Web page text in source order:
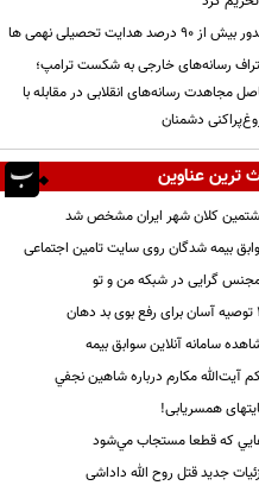
از ۹۰ درصد هدایت تحصیلی نهمی ها
رسانه‌های خارجی به شکست ترامپ؛
مجاهدت رسانه‌های انقلابی در مقابله با
دشمنان
ترین عناوین
کلان شهر ایران مشخص شد
بیمه شدگان روی سایت تامین اجتماعی
گرایی در شبکه من و تو
سامانه آنلاين سوابق بیمه
آيت‌الله مكارم درباره شاهين نجفي
همسریابی!
كه قطعا مستجاب مي‌شود
جدید قتل روح الله داداشی